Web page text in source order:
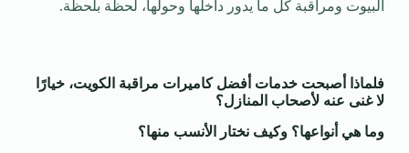
البيوت ومراقبة كل ما يدور داخلها وحولها، لحظة بلحظة.
فلماذا أصبحت خدمات أفضل كاميرات مراقبة الكويت، خيارًا
لا غنى عنه لأصحاب المنازل؟
وما هي أنواعها؟ وكيف نختار الأنسب منها؟